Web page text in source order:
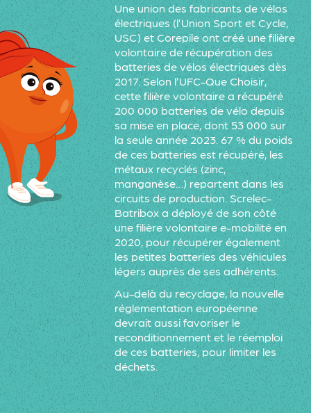
Une union des fabricants de vélos
électriques (l’Union Sport et Cycle,
USC) et Corepile ont créé une filière
volontaire de récupération des
batteries de vélos électriques dès
2017.Selon l’UFC-Que Choisir,
cette filière volontaire a récupéré
200 000 batteries de vélo depuis
sa mise en place, dont 53 000 sur
la seule année 2023. 67 % du poids
de ces batteries est récupéré, les
métaux recyclés (zinc,
manganèse…) repartent dans les
circuits de production. Screlec-
Batribox a déployé de son côté
une filière volontaire e-mobilité en
2020, pour récupérer également
les petites batteries des véhicules
légers auprès de ses adhérents.
Au-delà du recyclage, la nouvelle
réglementation européenne
devrait aussi favoriser le
reconditionnement et le réemploi
de ces batteries, pour limiter les
déchets.